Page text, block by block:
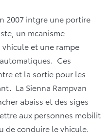
2007 intgre une portire
un mcanisme
et une rampe
Ces
et la sortie pour les
La Sienna Rampvan
abaiss et des siges
aux personnes mobilit
de conduire le vhicule.